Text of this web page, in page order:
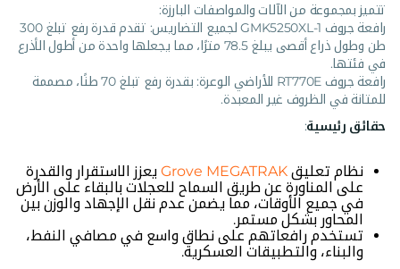
تتميز بمجموعة من الآلات والمواصفات البارزة:
رافعة جروف GMK5250XL-1 لجميع التضاريس: تقدم قدرة رفع تبلغ 300
طن وطول ذراع أقصى يبلغ 78.5 مترًا، مما يجعلها واحدة من أطول الأذرع
في فئتها.
رافعة جروف RT770E للأراضي الوعرة: بقدرة رفع تبلغ 70 طنًا، مصممة
للمتانة في الظروف غير المعبدة.
حقائق رئيسية:
نظام تعليق Grove MEGATRAK يعزز الاستقرار والقدرة
على المناورة عن طريق السماح للعجلات بالبقاء على الأرض
في جميع الأوقات، مما يضمن عدم نقل الإجهاد والوزن بين
المحاور بشكل مستمر.
تستخدم رافعاتهم على نطاق واسع في مصافي النفط،
والبناء، والتطبيقات العسكرية.